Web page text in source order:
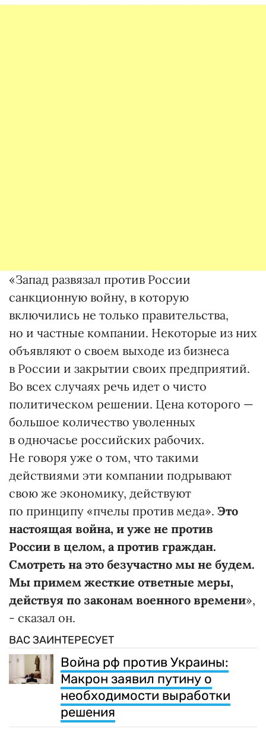
«Запад развязал против России
санкционную войну, в которую
включились не только правительства,
но и частные компании. Некоторые из них
объявляют о своем выходе из бизнеса
в России и закрытии своих предприятий.
Во всех случаях речь идет о чисто
политическом решении. Цена которого —
большое количество уволенных
в одночасье российских рабочих.
Не говоря уже о том, что такими
действиями эти компании подрывают
свою же экономику, действуют
по принципу «пчелы против меда». Это
настоящая война, и уже не против
России в целом, а против граждан.
Смотреть на это безучастно мы не будем.
Мы примем жесткие ответные меры,
действуя по законам военного времени»,
- сказал он.
ВАС ЗАИНТЕРЕСУЕТ
Война рф против Украины:
Макрон заявил путину о
необходимости выработки
решения